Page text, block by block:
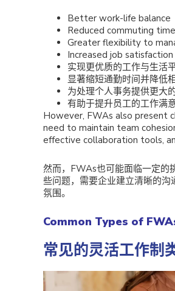
Better work-life balance
Reduced commuting
Greater flexibility to
Increased job satisfaction
实现更优质的工作与生活
显著缩短通勤时间并降低
为处理个人事务提供更大
有助于提升员工的工作满
However, FWAs also present
need to maintain team
effective collaboration tools,
然而，FWAs也可能面临一定的
些问题，需要企业建立清晰的
氛围。
Common Types of
常见的灵活工作制